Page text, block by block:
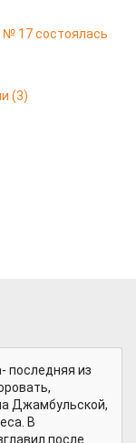
№ 17 состоялась
(3)
последняя из
Джамбульской,
В
после